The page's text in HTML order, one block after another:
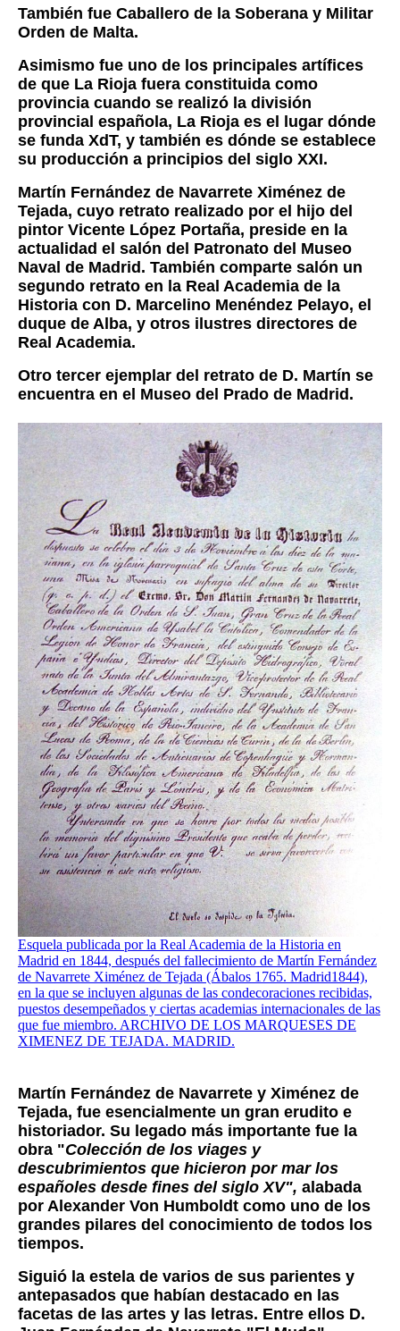
También fue Caballero de la Soberana y Militar
Orden de Malta.
Asimismo fue uno de los principales artífices
de que La Rioja fuera constituida como
provincia cuando se realizó la división
provincial española, La Rioja es el lugar dónde
se funda XdT, y también es dónde se establece
su producción a principios del siglo XXI.
Martín Fernández de Navarrete Ximénez de
Tejada, cuyo retrato realizado por el hijo del
pintor Vicente López Portaña, preside en la
actualidad el salón del Patronato del Museo
Naval de Madrid. También comparte salón un
segundo retrato en la Real Academia de la
Historia con D. Marcelino Menéndez Pelayo, el
duque de Alba, y otros ilustres directores de
Real Academia.
Otro tercer ejemplar del retrato de D. Martín se
encuentra en el Museo del Prado de Madrid.
Esquela publicada por la Real Academia de la Historia en
Madrid en 1844, después del fallecimiento de Martín Fernández
de Navarrete Ximénez de Tejada (Ábalos 1765. Madrid1844),
en la que se incluyen algunas de las condecoraciones recibidas,
puestos desempeñados y ciertas academias internacionales de las
que fue miembro. ARCHIVO DE LOS MARQUESES DE
XIMENEZ DE TEJADA. MADRID.
Martín Fernández de Navarrete y Ximénez de
Tejada, fue esencialmente un gran erudito e
historiador. Su legado más importante fue la
obra "Colección de los viages y
descubrimientos que hicieron por mar los
españoles desde fines del siglo XV", alabada
por Alexander Von Humboldt como uno de los
grandes pilares del conocimiento de todos los
tiempos.
Siguió la estela de varios de sus parientes y
antepasados que habían destacado en las
facetas de las artes y las letras. Entre ellos D.